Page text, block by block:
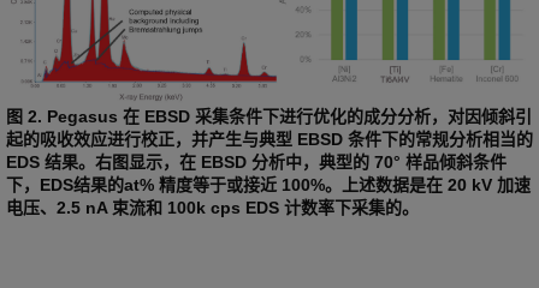
图 2. Pegasus 在 EBSD 采集条件下进行优化的成分分析，对因倾斜引
起的吸收效应进行校正，并产生与典型 EBSD 条件下的常规分析相当的
EDS 结果。右图显示，在 EBSD 分析中，典型的 70° 样品倾斜条件
下，EDS结果的at% 精度等于或接近 100%。上述数据是在 20 kV 加速
电压、2.5 nA 束流和 100k cps EDS 计数率下采集的。